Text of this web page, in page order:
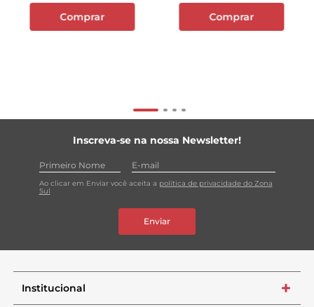
Comprar Comprar
Inscreva-se na nossa Newsletter!
Ao clicar em Enviar você aceita a política de privacidade do Zona
Sul
Enviar
Institucional +